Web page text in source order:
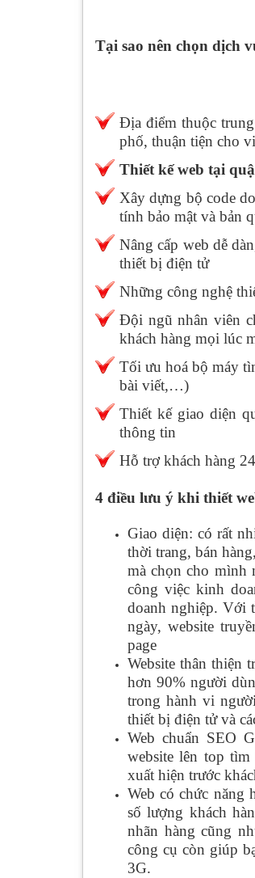
Tại sao nên chọn dịch
Địa điểm thuộc
phố, thuận tiện cho
Thiết kế web tại
Xây dựng bộ code
tính bảo mật và bản
Nâng cấp web dễ
thiết bị điện tử
Những công nghệ
Đội ngũ nhân viên
khách hàng mọi lúc
Tối ưu hoá bộ máy
bài viết,…)
Thiết kế giao diện
thông tin
Hỗ trợ khách hàng
4 điều lưu ý khi thiết
Giao diện: có rất
thời trang, bán
mà chọn cho mình
công việc kinh
doanh nghiệp. Với
ngày, website
page
Website thân thiện
hơn 90% người
trong hành vi
thiết bị điện tử và
Web chuẩn SEO
website lên top
xuất hiện trước
Web có chức năng
số lượng khách
nhãn hàng cũng
công cụ còn giúp
3G.